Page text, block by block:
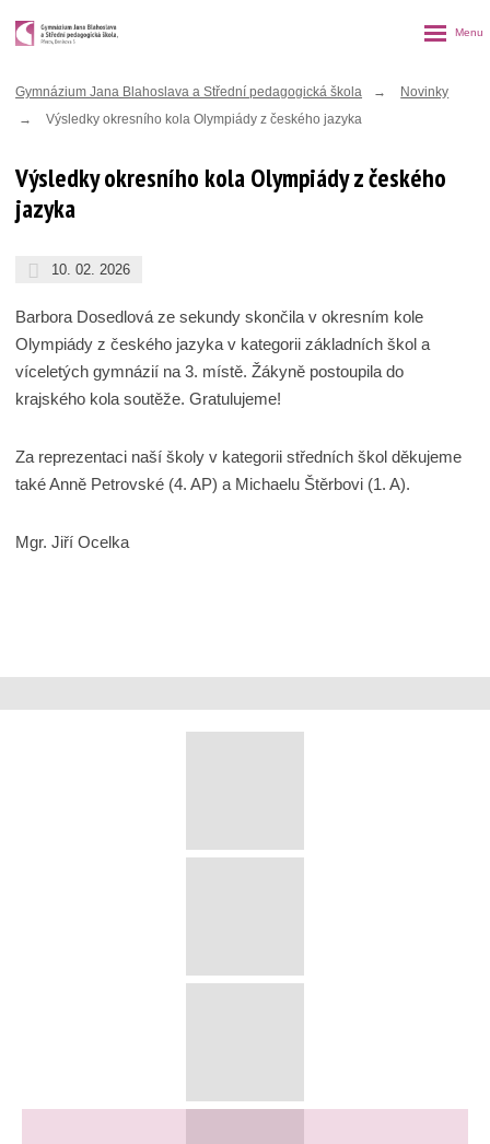
Gymnázium Jana Blahoslava a Střední pedagogická škola
Novinky
Výsledky okresního kola Olympiády z českého jazyka
Výsledky okresního kola Olympiády z českého
jazyka
10. 02. 2026
Barbora Dosedlová ze sekundy skončila v okresním kole
Olympiády z českého jazyka v kategorii základních škol a
víceletých gymnázií na 3. místě. Žákyně postoupila do
krajského kola soutěže. Gratulujeme!
Za reprezentaci naší školy v kategorii středních škol děkujeme
také Anně Petrovské (4. AP) a Michaelu Štěrbovi (1. A).
Mgr. Jiří Ocelka